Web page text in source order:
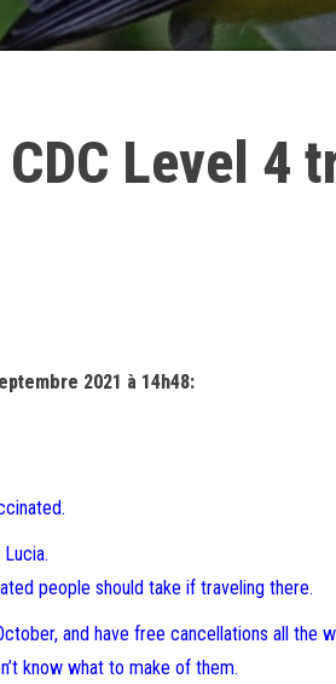
CDC Level 4
2021 à 14h48:
people should take if traveling there.
and have free cancellations all the
know what to make of them.